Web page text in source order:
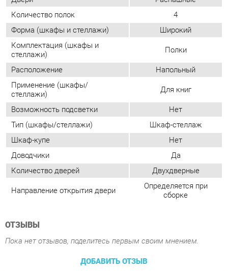
Применение (шкафы/
стеллажи)
Для книг
Возможность подсветки Нет
Тип (шкафы/стеллажи)
Шкаф-купе
Доводчики
Да
Количество дверей
Двухдверные
Направление открытия двери
Определяется при
сборке
ОТЗЫВЫ
Пока нет отзывов, поделитесь первым своим мнением.
ДОБАВИТЬ ОТЗЫВ
КАТАЛОГ
О проекте
Контакты